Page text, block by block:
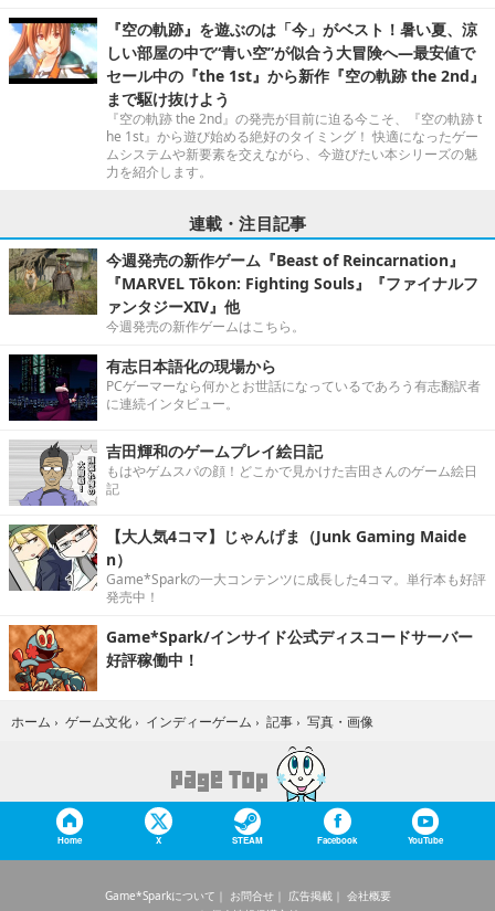
『空の軌跡』を遊ぶのは「今」がベスト！暑い夏、涼
しい部屋の中で“青い空”が似合う大冒険へ―最安値で
セール中の『the 1st』から新作『空の軌跡 the 2nd』
まで駆け抜けよう
『空の軌跡 the 2nd』の発売が目前に迫る今こそ、『空の軌跡 t
he 1st』から遊び始める絶好のタイミング！ 快適になったゲー
ムシステムや新要素を交えながら、今遊びたい本シリーズの魅
力を紹介します。
連載・注目記事
今週発売の新作ゲーム『Beast of Reincarnation』
『MARVEL Tōkon: Fighting Souls』『ファイナルフ
ァンタジーXIV』他
今週発売の新作ゲームはこちら。
有志日本語化の現場から
PCゲーマーなら何かとお世話になっているであろう有志翻訳者
に連続インタビュー。
吉田輝和のゲームプレイ絵日記
もはやゲムスパの顔！どこかで見かけた吉田さんのゲーム絵日
記
【大人気4コマ】じゃんげま（Junk Gaming Maide
n）
Game*Sparkの一大コンテンツに成長した4コマ。単行本も好評
発売中！
Game*Spark/インサイド公式ディスコードサーバー
好評稼働中！
ホーム › ゲーム文化 › インディーゲーム › 記事 › 写真・画像
Home X STEAM Facebook YouTube
Game*Sparkについて お問合せ 広告掲載
会社概要